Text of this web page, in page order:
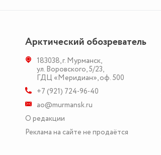
Арктический обозреватель
183038,г. Мурманск,
ул. Воровского, 5/23,
ГДЦ «Меридиан», оф. 500
+7 (921) 724-96-40
ao@murmansk.ru
О редакции
Реклама на сайте не продаётся